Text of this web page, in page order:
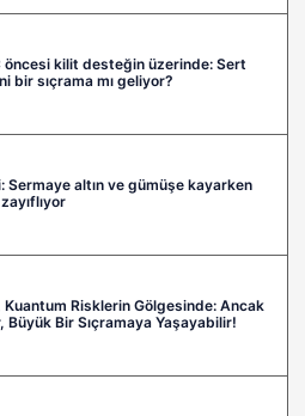
öncesi kilit desteğin üzerinde: Sert
bir sıçrama mı geliyor?
Sermaye altın ve gümüşe kayarken
Kuantum Risklerin Gölgesinde: Ancak
Büyük Bir Sıçramaya Yaşayabilir!